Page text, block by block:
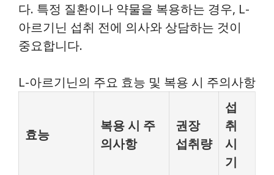
다. 특정 질환이나 약물을 복용하는 경우, L-
아르기닌 섭취 전에 의사와 상담하는 것이
중요합니다.
L-아르기닌의 주요 효능 및 복용 시 주의사항
효능
복용 시 주
의사항
권장
섭취량
섭
취
시
기